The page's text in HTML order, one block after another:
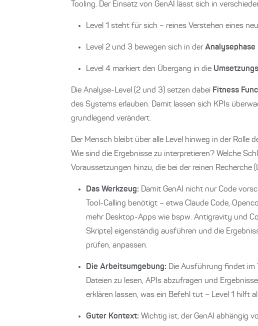
Tooling. Der Einsatz von GenAI lässt sich in
Level 1 steht für sich – reines Verstehen eines
Level 2 und 3 bewegen sich in derAnalysephase
Level 4 markiert den Übergang in die
Die Analyse-Level (2 und 3) setzen dabei Fitness
des Systems erlauben. Damit lassen sich KPIs
grundlegend verändert.
Der Mensch bleibt über alle Level hinweg in der Rolle
Wie sind die Ergebnisse zu interpretieren? Welche
Voraussetzungen hinzu, die bei der reinen Recherche
Das Werkzeug: Damit GenAI nicht nur Code
Tool-Calling benötigt – etwa Claude Code,
mehr Desktop-Apps wie bspw. Antigravity und
Skripte) eigenständig ausführen und die
prüfen, anpassen.
Die Arbeitsumgebung: Die Ausführung findet im
Dateien zu lesen, APIs abzufragen und
erklären lassen, was ein Befehl tut – Level 1 hilft
Guter Kontext: Wichtig ist, der GenAI abhängig